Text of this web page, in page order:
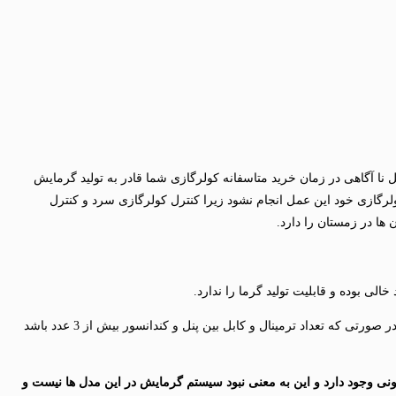
آگاهی در زمان خرید متاسفانه کولرگازی شما قادر به تولید گرمایش
خود این عمل انجام نشود زیرا کنترل کولرگازی سرد و کنترل
ها در زمستان را دارد.
2.درب برق کندانسور یا پنل را باز نمایید در صورتی که ترمینال ها L و N و یک عدد دیگر صرفا باشد بدان معناست که کولر صرفا تولید سرما انجام می دهد و در صورتی که تعداد ترمینال و کابل بین پنل و کندانسور بیش از 3 عدد باشد
برد بین پنل داخلی و بیرونی وجود دارد و این به معنی نبود سیستم گرمایش در این مدل ها نیست و